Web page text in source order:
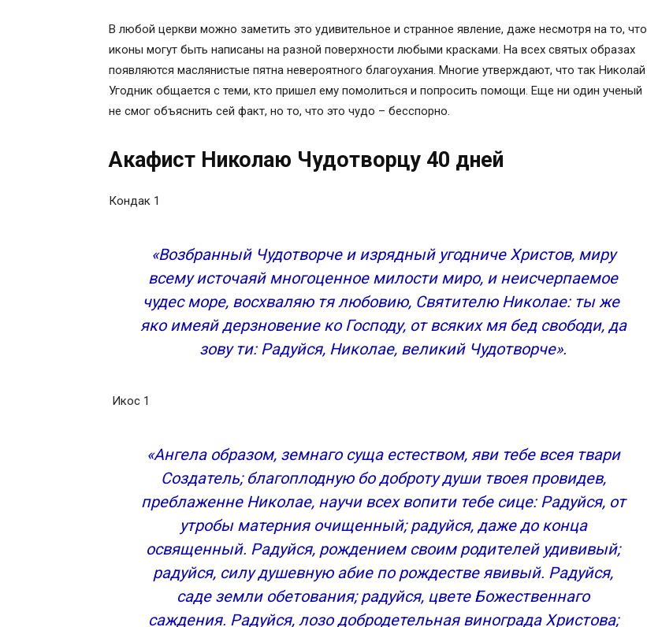
В любой церкви можно заметить это удивительное и странное явление, даже несмотря на то, что
иконы могут быть написаны на разной поверхности любыми красками. На всех святых образах
появляются маслянистые пятна невероятного благоухания. Многие утверждают, что так Николай
Угодник общается с теми, кто пришел ему помолиться и попросить помощи. Еще ни один ученый
не смог объяснить сей факт, но то, что это чудо – бесспорно.
Акафист Николаю Чудотворцу 40 дней
Кондак 1
«Возбранный Чудотворче и изрядный угодниче Христов, миру
всему источаяй многоценное милости миро, и неисчерпаемое
чудес море, восхваляю тя любовию, Святителю Николае: ты же
яко имеяй дерзновение ко Господу, от всяких мя бед свободи, да
зову ти: Радуйся, Николае, великий Чудотворче».
Икос 1
«Ангела образом, земнаго суща естеством, яви тебе всея твари
Создатель; благоплодную бо доброту души твоея провидев,
преблаженне Николае, научи всех вопити тебе сице: Радуйся, от
утробы матерния очищенный; радуйся, даже до конца
освященный. Радуйся, рождением своим родителей удививый;
радуйся, силу душевную абие по рождестве явивый. Радуйся,
саде земли обетования; радуйся, цвете Божественнаго
саждения. Радуйся, лозо добродетельная винограда Христова;